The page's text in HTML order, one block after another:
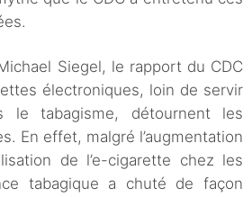
Siegel, le rapport du CDC
électroniques, loin de servir
le tabagisme, détournent les
En effet, malgré l’augmentation
de l’e-cigarette chez les
tabagique a chuté de façon